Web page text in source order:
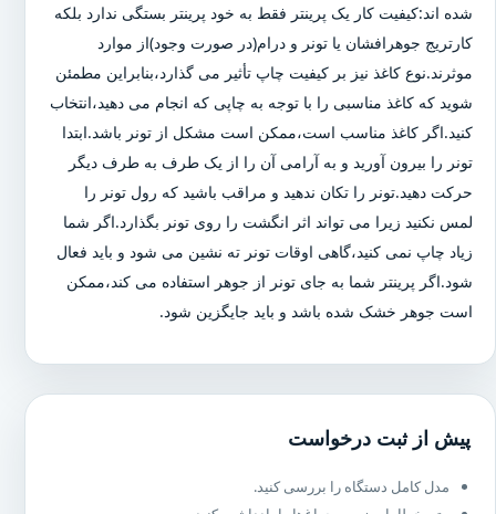
شده اند:کیفیت کار یک پرینتر فقط به خود پرینتر بستگی ندارد بلکه
کارتریج جوهرافشان یا تونر و درام(در صورت وجود)از موارد
موثرند.نوع کاغذ نیز بر کیفیت چاپ تأثیر می گذارد،بنابراین مطمئن
شوید که کاغذ مناسبی را با توجه به چاپی که انجام می دهید،انتخاب
کنید.اگر کاغذ مناسب است،ممکن است مشکل از تونر باشد.ابتدا
تونر را بیرون آورید و به آرامی آن را از یک طرف به طرف دیگر
حرکت دهید.تونر را تکان ندهید و مراقب باشید که رول تونر را
لمس نکنید زیرا می تواند اثر انگشت را روی تونر بگذارد.اگر شما
زیاد چاپ نمی کنید،گاهی اوقات تونر ته نشین می شود و باید فعال
شود.اگر پرینتر شما به جای تونر از جوهر استفاده می کند،ممکن
است جوهر خشک شده باشد و باید جایگزین شود.
پیش از ثبت درخواست
مدل کامل دستگاه را بررسی کنید.